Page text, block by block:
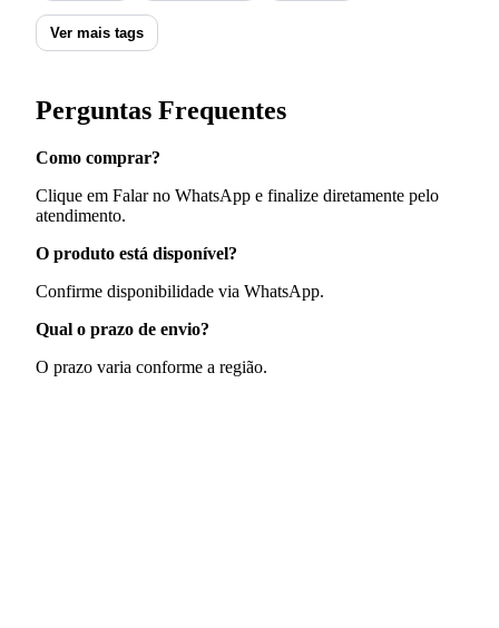
Ver mais tags
Perguntas Frequentes
Como comprar?
Clique em Falar no WhatsApp e finalize diretamente pelo
atendimento.
O produto está disponível?
Confirme disponibilidade via WhatsApp.
Qual o prazo de envio?
O prazo varia conforme a região.